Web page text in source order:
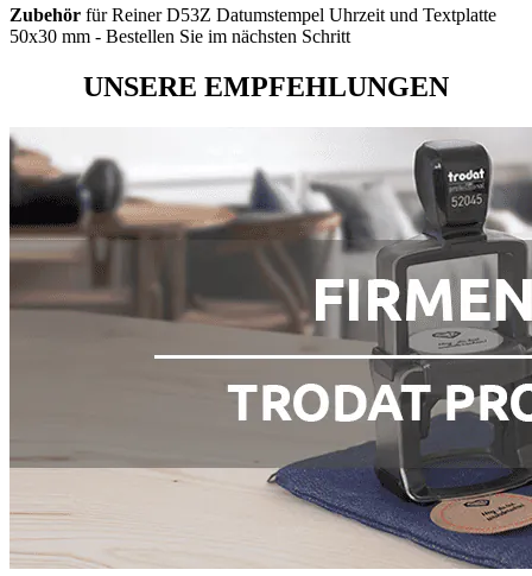
Zubehör für Reiner D53Z Datumstempel Uhrzeit und Textplatte
50x30 mm - Bestellen Sie im nächsten Schritt
UNSERE EMPFEHLUNGEN